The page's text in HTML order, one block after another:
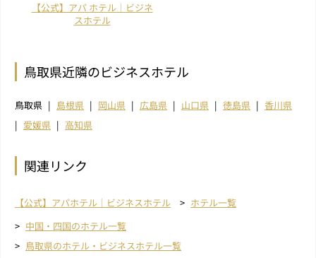
【公式】アパ ホテル｜ビジネ
スホテル
鳥取県近隣のビジネスホテル
鳥取県 島根県 岡山県 広島県 山口県 徳島県
香川県
愛媛県
高知県
関連リンク
【公式】アパホテル｜ビジネスホテル
ホテル一覧
中国・四国のホテル一覧
鳥取県のホテル・ビジネスホテル一覧